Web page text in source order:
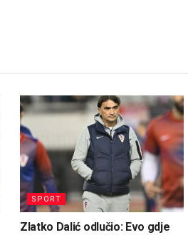
SPORT
Zlatko Dalić odlučio: Evo gdje